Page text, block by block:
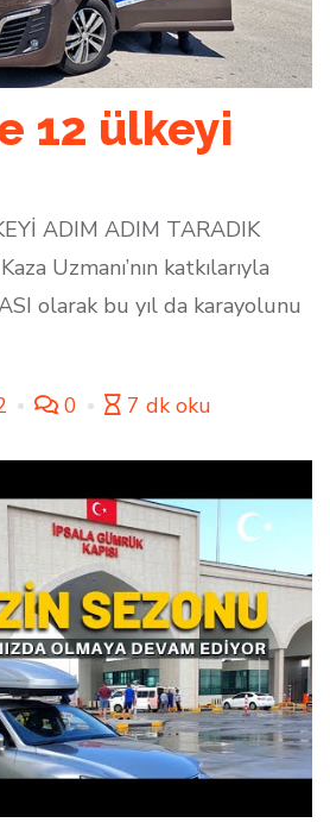
12 ülkeyi
ADIM ADIM TARADIK
Uzmanı’nın katkılarıyla
olarak bu yıl da karayolunu
0 7 dk oku